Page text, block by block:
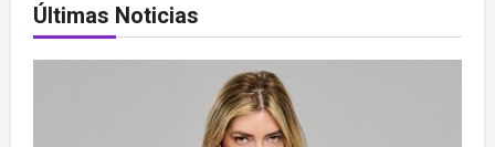
Últimas Noticias